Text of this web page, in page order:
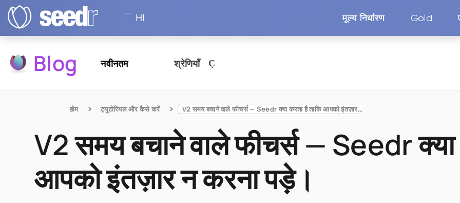
HI मूल्य निर्धारण Gold
Blog नवीनतम श्रेणियाँ
होम ट्यूटोरियल और कैसे करें V2 समय बचाने वाले फीचर्स — Seedr क्या करता है ताकि आपको इंतज़ार न करना पड़े।
V2 समय बचाने वाले फीचर्स — Seedr क्या
आपको इंतज़ार न करना पड़े।